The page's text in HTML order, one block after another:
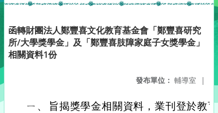
函轉財團法人鄭豐喜文化教育基金會「鄭豐喜研究
所/大學獎學金」及「鄭豐喜肢障家庭子女獎學金」
相關資料1份
發布單位： 輔導室 |
ㄧ、
旨揭獎學金相關資料，業刊登於教